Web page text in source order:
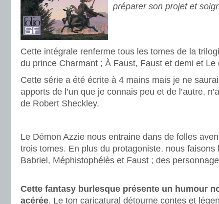
préparer son projet et
Cette intégrale renferme tous les tomes de la
du prince Charmant ; À Faust, Faust et demi et Le
Cette série a été écrite à 4 mains mais je ne
apports de l’un que je connais peu et de l’autre,
de Robert Sheckley.
Le Démon Azzie nous entraine dans de folles
trois tomes. En plus du protagoniste, nous faisons
Babriel, Méphistophélès et Faust ; des
Cette fantasy burlesque présente un humour
acérée. Le ton caricatural détourne contes et